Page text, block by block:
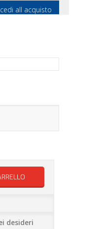
all acquisto
desideri